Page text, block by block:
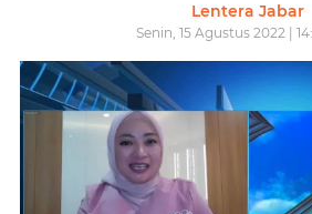
Lentera Jabar
Senin, 15 Agustus 2022 |